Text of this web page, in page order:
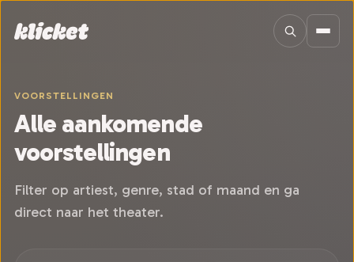
VOORSTELLINGEN
Alle aankomende
voorstellingen
Filter op artiest, genre, stad of maand en ga
direct naar het theater.